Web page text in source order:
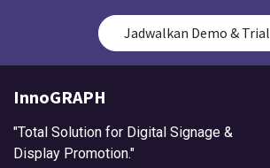
Jadwalkan Demo & Trial
InnoGRAPH
"Total Solution for Digital Signage &
Display Promotion."